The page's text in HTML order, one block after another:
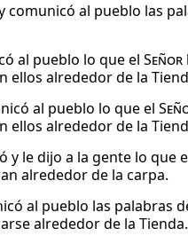
comunicó al pueblo las
al pueblo lo que el Señor
ellos alrededor de la
al pueblo lo que el
ellos alrededor de la
y le dijo a la gente lo que
alrededor de la carpa.
al pueblo las palabras
alrededor de la Tienda.